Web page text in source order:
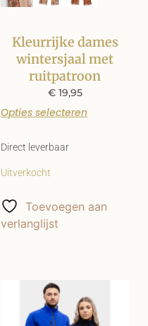
Kleurrijke dames
wintersjaal met
ruitpatroon
€19,95
Opties selecteren
Direct leverbaar
Uitverkocht
Toevoegen aan
verlanglijst